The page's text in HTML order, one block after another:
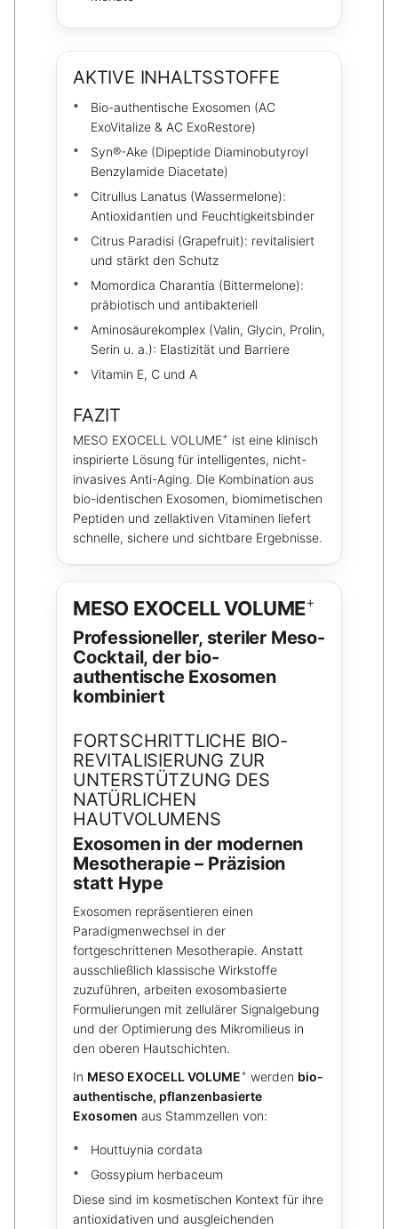
AKTIVE INHALTSSTOFFE
Bio-authentische Exosomen (AC
ExoVitalize & AC ExoRestore)
Syn®-Ake (Dipeptide Diaminobutyroyl
Benzylamide Diacetate)
Citrullus Lanatus (Wassermelone):
Antioxidantien und Feuchtigkeitsbinder
Citrus Paradisi (Grapefruit): revitalisiert
und stärkt den Schutz
Momordica Charantia (Bittermelone):
präbiotisch und antibakteriell
Aminosäurekomplex (Valin, Glycin, Prolin,
Serin u. a.): Elastizität und Barriere
Vitamin E, C und A
FAZIT
MESO EXOCELL VOLUME+ ist eine klinisch
inspirierte Lösung für intelligentes, nicht-
invasives Anti-Aging. Die Kombination aus
bio-identischen Exosomen, biomimetischen
Peptiden und zellaktiven Vitaminen liefert
schnelle, sichere und sichtbare Ergebnisse.
MESO EXOCELL VOLUME+
Professioneller, steriler Meso-
Cocktail, der bio-
authentische Exosomen
kombiniert
FORTSCHRITTLICHE BIO-
REVITALISIERUNG ZUR
UNTERSTÜTZUNG DES
NATÜRLICHEN
HAUTVOLUMENS
Exosomen in der modernen
Mesotherapie – Präzision
statt Hype
Exosomen repräsentieren einen
Paradigmenwechsel in der
fortgeschrittenen Mesotherapie. Anstatt
ausschließlich klassische Wirkstoffe
zuzuführen, arbeiten exosombasierte
Formulierungen mit zellulärer Signalgebung
und der Optimierung des Mikromilieus in
den oberen Hautschichten.
In MESO EXOCELL VOLUME+ werden bio-
authentische, pflanzenbasierte
Exosomen aus Stammzellen von:
Houttuynia cordata
Gossypium herbaceum
Diese sind im kosmetischen Kontext für ihre
antioxidativen und ausgleichenden